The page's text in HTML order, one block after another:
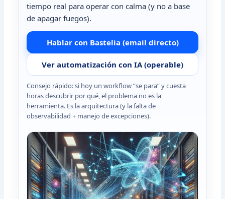
tiempo real para operar con calma (y no a base
de apagar fuegos).
Hablar con Bastelia (email directo)
Ver automatización con IA (operable)
Consejo rápido: si hoy un workflow “se para” y cuesta
horas descubrir por qué, el problema no es la
herramienta. Es la arquitectura (y la falta de
observabilidad + manejo de excepciones).